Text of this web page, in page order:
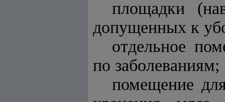
площадки
допущенных к
отдельное
по заболеваниям;
помещение